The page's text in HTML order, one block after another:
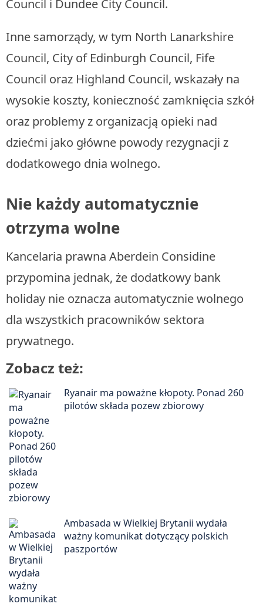
Council i Dundee City Council.
Inne samorządy, w tym North Lanarkshire
Council, City of Edinburgh Council, Fife
Council oraz Highland Council, wskazały na
wysokie koszty, konieczność zamknięcia szkół
oraz problemy z organizacją opieki nad
dziećmi jako główne powody rezygnacji z
dodatkowego dnia wolnego.
Nie każdy automatycznie
otrzyma wolne
Kancelaria prawna Aberdein Considine
przypomina jednak, że dodatkowy bank
holiday nie oznacza automatycznie wolnego
dla wszystkich pracowników sektora
prywatnego.
Zobacz też:
Ryanair ma poważne kłopoty. Ponad 260
pilotów składa pozew zbiorowy
Ambasada w Wielkiej Brytanii wydała
ważny komunikat dotyczący polskich
paszportów